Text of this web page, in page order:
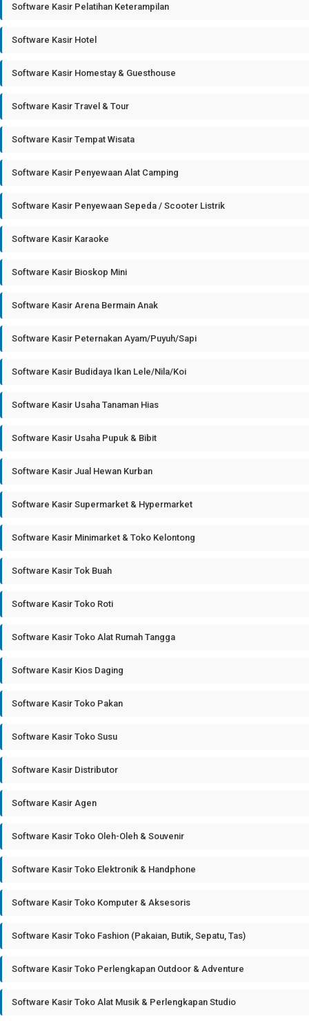
Software Kasir Pelatihan Keterampilan
Software Kasir Hotel
Software Kasir Homestay & Guesthouse
Software Kasir Travel & Tour
Software Kasir Tempat Wisata
Software Kasir Penyewaan Alat Camping
Software Kasir Penyewaan Sepeda / Scooter Listrik
Software Kasir Karaoke
Software Kasir Bioskop Mini
Software Kasir Arena Bermain Anak
Software Kasir Peternakan Ayam/Puyuh/Sapi
Software Kasir Budidaya Ikan Lele/Nila/Koi
Software Kasir Usaha Tanaman Hias
Software Kasir Usaha Pupuk & Bibit
Software Kasir Jual Hewan Kurban
Software Kasir Supermarket & Hypermarket
Software Kasir Minimarket & Toko Kelontong
Software Kasir Tok Buah
Software Kasir Toko Roti
Software Kasir Toko Alat Rumah Tangga
Software Kasir Kios Daging
Software Kasir Toko Pakan
Software Kasir Toko Susu
Software Kasir Distributor
Software Kasir Agen
Software Kasir Toko Oleh-Oleh & Souvenir
Software Kasir Toko Elektronik & Handphone
Software Kasir Toko Komputer & Aksesoris
Software Kasir Toko Fashion (Pakaian, Butik, Sepatu, Tas)
Software Kasir Toko Perlengkapan Outdoor & Adventure
Software Kasir Toko Alat Musik & Perlengkapan Studio